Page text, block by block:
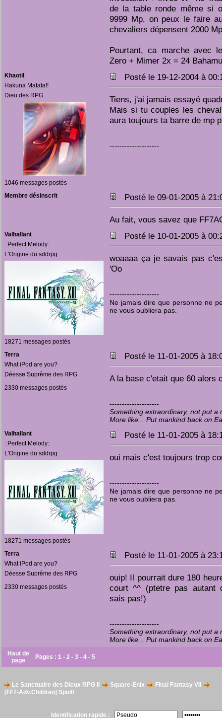
de la table ronde même si
9999 Mp, on peux le faire
chevaliers dépensent 2000
Pourtant, ca marche avec
Zero + Mimer 2x = 24
Khaotil
Hakuna Matata!!
Dieu des RPG
1046 messages postés
Posté le 19-12-2004 à
Tiens, j'ai jamais essayé
Mais si tu couples les
aura toujours ta barre de mp
--------------------
Membre désinscrit Posté le 09-01-2005 à
Au fait, vous savez que
Valhallant
.:Perfect Melody:.
L'Origine du sddrpg
18271 messages postés
Posté le 10-01-2005 à
woaaaa ça je savais pas
'Oo
--------------------
Ne jamais dire que personne ne
ne vous oubliera pas.
Terra
What iPod are you?
Déesse Suprême des RPG
2330 messages postés
Posté le 11-01-2005 à
A la base c'etait que 60 alors
--------------------
Something extraordinary, not put a
More like... Put mankind back on
Valhallant
.:Perfect Melody:.
L'Origine du sddrpg
18271 messages postés
Posté le 11-01-2005 à
oui mais c'est toujours trop
--------------------
Ne jamais dire que personne ne
ne vous oubliera pas.
Terra
What iPod are you?
Déesse Suprême des RPG
2330 messages postés
Posté le 11-01-2005 à
ouip! Il pourrait dure 180
court ^^ (ptetre pas autant
sais pas!)
--------------------
Something extraordinary, not put a
More like... Put mankind back on
Haut de
page
Pages : 1 - 2 - 3 - 4 - 5
Le Sanctuaire des Dieux RPG II Square-Enix
Final Fantasy VII
[FF7-Adv.Children] Spoil!
Identification rapide :